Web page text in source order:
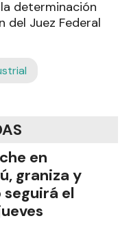
determinación
del Juez Federal
en
graniza y
el